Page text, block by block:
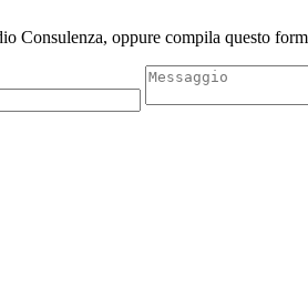
oppure compila questo